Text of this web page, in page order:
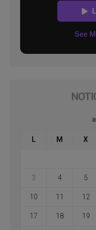
L M X
3 4 5
10 11 12
17 18 19